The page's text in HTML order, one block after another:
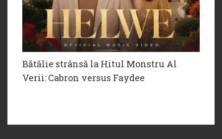
Bătălie strânsă la Hitul Monstru Al
Verii: Cabron versus Faydee